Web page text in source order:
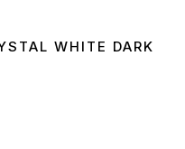
WHITE DARK